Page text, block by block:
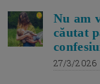
Nu am
căutat
27/3/2026